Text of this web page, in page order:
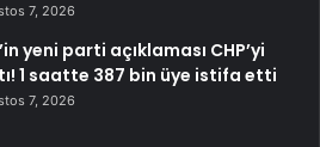
7, 2026
yeni parti açıklaması CHP’yi
1 saatte 387 bin üye istifa etti
7, 2026